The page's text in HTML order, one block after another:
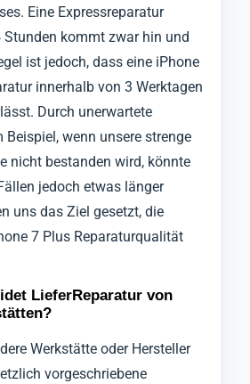
Eine Expressreparatur
Stunden kommt zwar hin und
ist jedoch, dass eine iPhone
innerhalb von 3 Werktagen
Durch unerwartete
Beispiel, wenn unsere strenge
nicht bestanden wird, könnte
jedoch etwas länger
uns das Ziel gesetzt, die
7 Plus Reparaturqualität
LieferReparatur von
Werkstätte oder Hersteller
vorgeschriebene